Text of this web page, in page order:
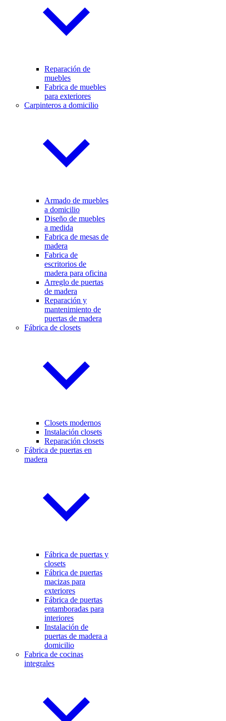
Reparación de
muebles
Fabrica de muebles
para exteriores
Carpinteros a domicilio
Armado de muebles
a domicilio
Diseño de muebles
a medida
Fabrica de mesas de
madera
Fabrica de
escritorios de
madera para oficina
Arreglo de puertas
de madera
Reparación y
mantenimiento de
puertas de madera
Fábrica de closets
Closets modernos
Instalación closets
Reparación closets
Fábrica de puertas en
madera
Fábrica de puertas y
closets
Fábrica de puertas
macizas para
exteriores
Fábrica de puertas
entamboradas para
interiores
Instalación de
puertas de madera a
domicilio
Fabrica de cocinas
integrales